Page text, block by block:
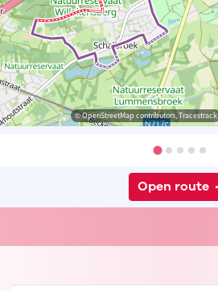
© OpenStreetMap contributors, Tracestrack
Open route